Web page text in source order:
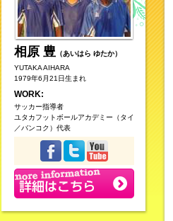
相原 豊 （あいはら ゆたか）
YUTAKA AIHARA
1979年6月21日生まれ
WORK:
サッカー指導者
ユタカフットボールアカデミー（タイ
／バンコク）代表